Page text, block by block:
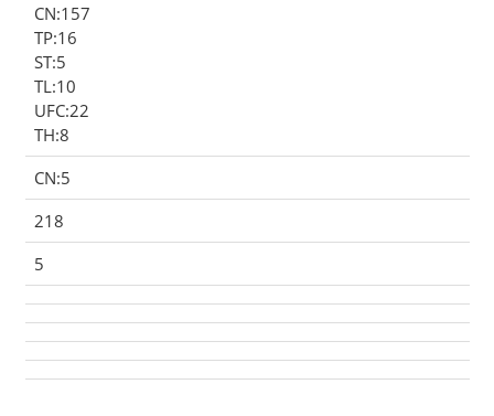
CN:157
TP:16
ST:5
TL:10
UFC:22
TH:8
CN:5
218
5